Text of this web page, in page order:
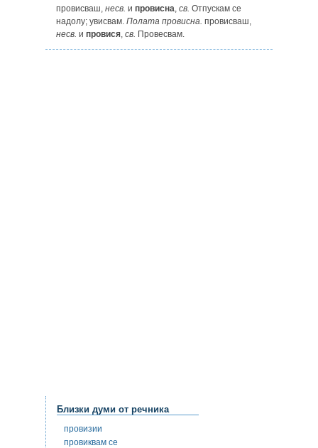
провисваш, несв. и провисна, св. Отпускам се
надолу; увисвам. Полата провисна. провисваш,
несв. и провися, св. Провесвам.
Близки думи от речника
провизии
провиквам се